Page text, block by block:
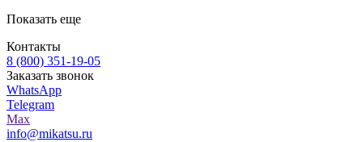
Показать еще
Контакты
8 (800) 351-19-05
Заказать звонок
WhatsApp
Telegram
Max
info@mikatsu.ru